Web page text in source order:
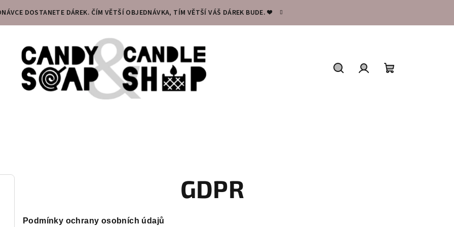
DOSTANETE DÁREK. ČÍM VĚTŠÍ OBJEDNÁVKA, TÍM VĚTŠÍ VÁŠ DÁREK BUDE. ❤️
GDPR
Podmínky ochrany osobních údajů